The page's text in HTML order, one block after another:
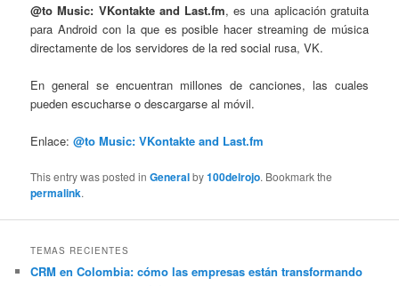
@to Music: VKontakte and Last.fm, es una aplicación gratuita
para Android con la que es posible hacer streaming de música
directamente de los servidores de la red social rusa, VK.
En general se encuentran millones de canciones, las cuales
pueden escucharse o descargarse al móvil.
Enlace:@to Music: VKontakte and Last.fm
This entry was posted inGeneralby100delrojo. Bookmark the
permalink.
TEMAS RECIENTES
CRM en Colombia: cómo las empresas están transformando